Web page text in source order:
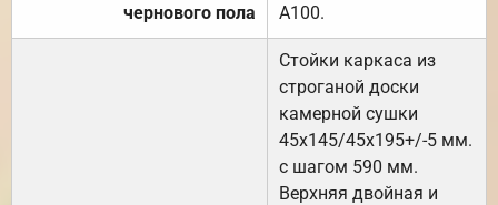
чернового пола
А100.
Стойки каркаса из
строганой доски
камерной сушки
45х145/45х195+/-5 мм.
с шагом 590 мм.
Верхняя двойная и